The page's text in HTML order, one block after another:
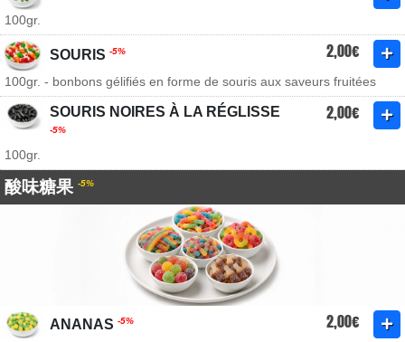
100gr.
SOURIS -5% 2,00€
100gr. - bonbons gélifiés en forme de souris aux saveurs fruitées
SOURIS NOIRES À LA RÉGLISSE
-5%
2,00€
100gr.
酸味糖果 -5%
ANANAS -5% 2,00€